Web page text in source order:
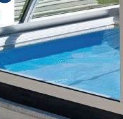
Widerrufsrecht
Versand
ALFA Pizzaöfen